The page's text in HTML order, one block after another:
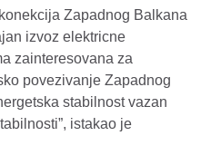
Zapadnog Balkana
izvoz elektricne
zainteresovana za
povezivanje Zapadnog
stabilnost vazan
istakao je